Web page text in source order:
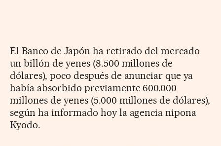
El Banco de Japón ha retirado del mercado
un billón de yenes (8.500 millones de
dólares), poco después de anunciar que ya
había absorbido previamente 600.000
millones de yenes (5.000 millones de dólares),
según ha informado hoy la agencia nipona
Kyodo.